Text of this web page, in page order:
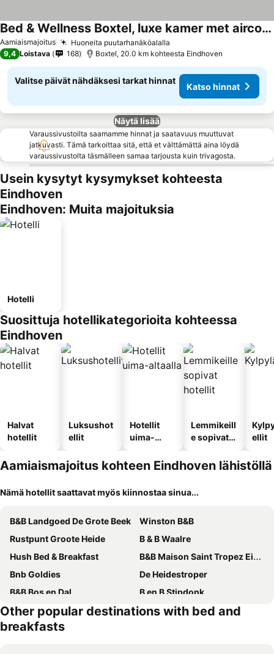
Aamiaismajoitus Huoneita puutarhanäköalalla
Bed & Wellness Boxtel, luxe kamer met airco en eigen badkamer, ligbad
9,4 Loistava 168 Boxtel, 20.0 km kohteesta Eindhoven
Valitse päivät nähdäksesi tarkat hinnat
Katso hinnat
Näytä lisää
Varaussivustoilta saamamme hinnat ja saatavuus muuttuvat
jatkuvasti. Tämä tarkoittaa sitä, että et välttämättä aina löydä
varaussivustolta täsmälleen samaa tarjousta kuin trivagosta.
Usein kysytyt kysymykset kohteesta
Eindhoven
Eindhoven: Muita majoituksia
Hotelli
Suosittuja hotellikategorioita kohteessa
Eindhoven
Halvat
hotellit
Luksushot
ellit
Hotellit
uima-
Lemmikeill
e sopivat
ellit
Aamiaismajoitus kohteen Eindhoven lähistöllä
Nämä hotellit saattavat myös kiinnostaa sinua...
B&B Landgoed De Grote Beek
Winston B&B
Rustpunt Groote Heide
B & B Waalre
Hush Bed & Breakfast
B&B Maison Saint Tropez Eindhoven
Bnb Goldies
De Heidestroper
B&B Bos en Dal
B en B Stipdonk
De Weije Wereld
B&B Hoeve Nijssen
Other popular destinations with bed and
breakfasts